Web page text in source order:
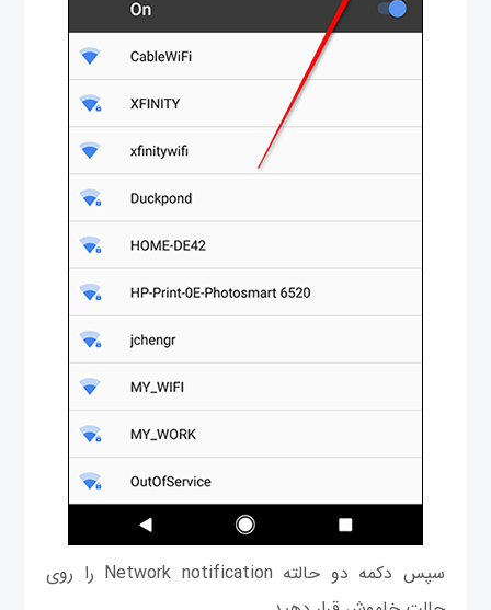
سپس دکمه دو حالته Network notification را روی